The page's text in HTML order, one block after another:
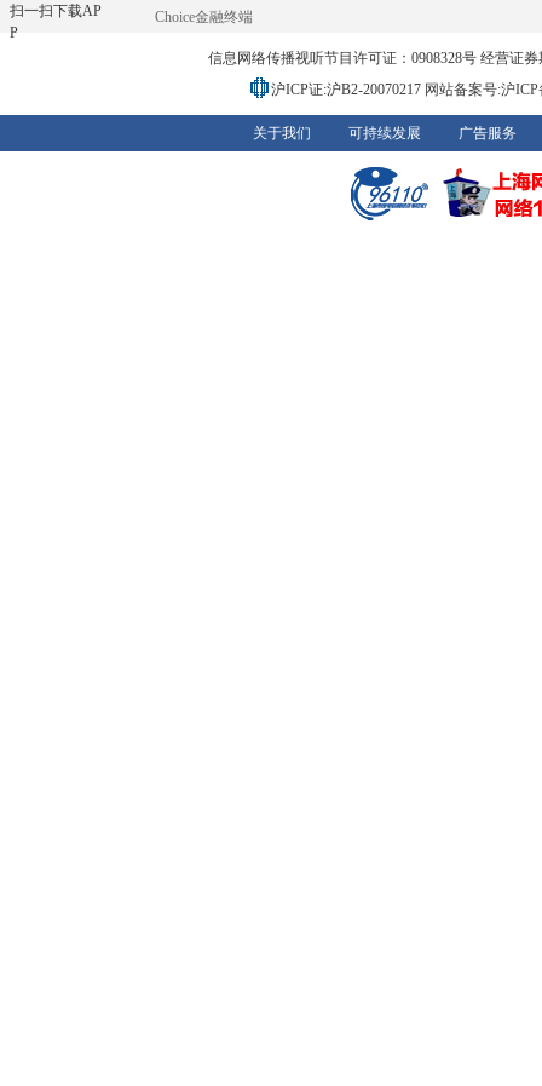
扫一扫下载AP
P
Choice金融终端
信息网络传播视听节目许可证：0908328号 经营证
沪ICP证:沪B2-20070217 网站备案号:沪
关于我们 可持续发展 广告服务